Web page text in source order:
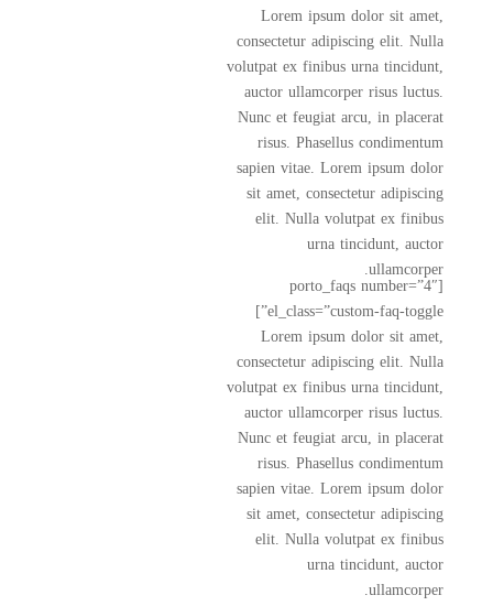
Lorem ipsum dolor sit amet,
consectetur adipiscing elit. Nulla
volutpat ex finibus urna tincidunt,
auctor ullamcorper risus luctus.
Nunc et feugiat arcu, in placerat
risus. Phasellus condimentum
sapien vitae. Lorem ipsum dolor
sit amet, consectetur adipiscing
elit. Nulla volutpat ex finibus
urna tincidunt, auctor
ullamcorper.
[porto_faqs number=”4″
el_class=”custom-faq-toggle”]
Lorem ipsum dolor sit amet,
consectetur adipiscing elit. Nulla
volutpat ex finibus urna tincidunt,
auctor ullamcorper risus luctus.
Nunc et feugiat arcu, in placerat
risus. Phasellus condimentum
sapien vitae. Lorem ipsum dolor
sit amet, consectetur adipiscing
elit. Nulla volutpat ex finibus
urna tincidunt, auctor
ullamcorper.